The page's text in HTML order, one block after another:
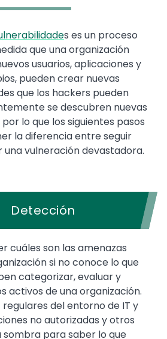
s es un proceso
que una organización
usuarios, aplicaciones y
pueden crear nuevas
que los hackers pueden
se descubren nuevas
lo que los siguientes pasos
la diferencia entre seguir
una vulneración devastadora.
Detección
cuáles son las amenazas
si no conoce lo que
categorizar, evaluar y
activos de una organización.
del entorno de IT y
no autorizadas y otros
sombra para saber lo que